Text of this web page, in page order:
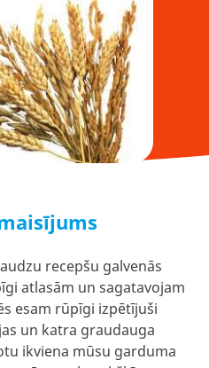
recepšu galvenās
atlasām un sagatavojam
esam rūpīgi izpētījuši
un katra graudauga
ikviena mūsu garduma